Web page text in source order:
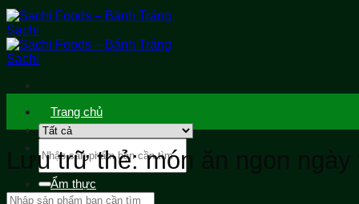
kiếm:
Trang chủ
Sản phẩm
Ẩm thực
Lưu trữ thẻ:món ăn ngon ngày